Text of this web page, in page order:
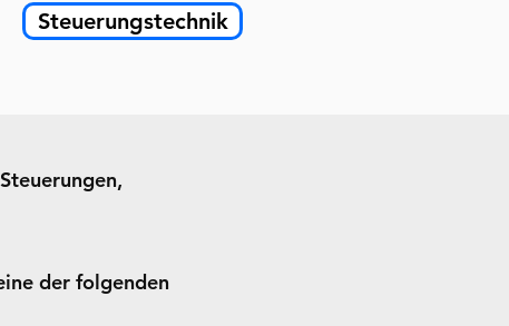
Steuerungstechnik
der folgenden